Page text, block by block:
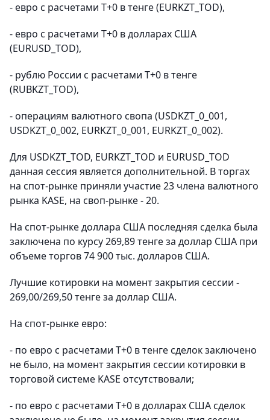
- евро с расчетами Т+0 в тенге (EURKZT_TOD),
- евро с расчетами Т+0 в долларах США
(EURUSD_TOD),
- рублю России с расчетами T+0 в тенге
(RUBKZT_TOD),
- операциям валютного свопа (USDKZT_0_001,
USDKZT_0_002, EURKZT_0_001, EURKZT_0_002).
Для USDKZT_TOD, EURKZT_TOD и EURUSD_TOD
данная сессия является дополнительной. В торгах
на спот-рынке приняли участие 23 члена валютного
рынка KASE, на своп-рынке - 20.
На спот-рынке доллара США последняя сделка была
заключена по курсу 269,89 тенге за доллар США при
объеме торгов 74 900 тыс. долларов США.
Лучшие котировки на момент закрытия сессии -
269,00/269,50 тенге за доллар США.
На спот-рынке евро:
- по евро с расчетами Т+0 в тенге сделок заключено
не было, на момент закрытия сессии котировки в
торговой системе KASE отсутствовали;
- по евро с расчетами Т+0 в долларах США сделок